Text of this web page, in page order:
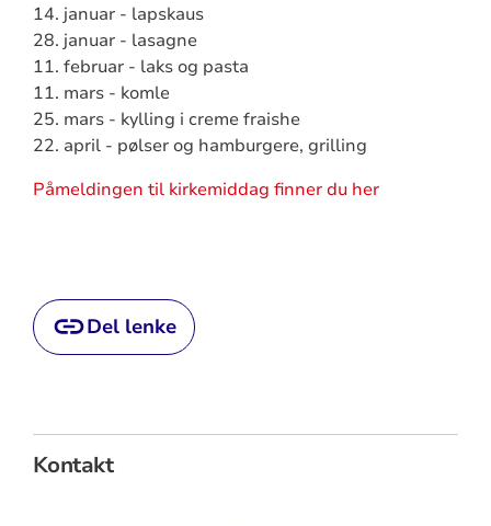
14. januar - lapskaus
28. januar - lasagne
11. februar - laks og pasta
11. mars - komle
25. mars - kylling i creme fraishe
22. april - pølser og hamburgere, grilling
Påmeldingen til kirkemiddag finner du her
Del lenke
Kontakt